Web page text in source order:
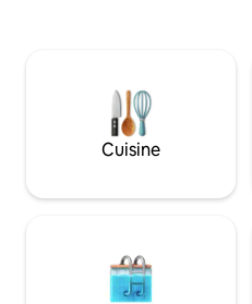
Cuisine